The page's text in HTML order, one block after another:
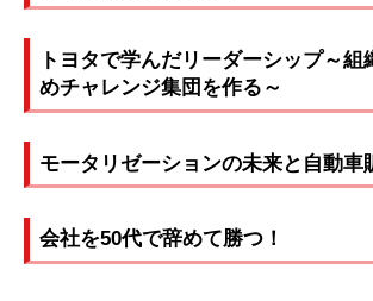
トヨタで学んだリーダーシップ～組
めチャレンジ集団を作る～
モータリゼーションの未来と自動車
会社を50代で辞めて勝つ！